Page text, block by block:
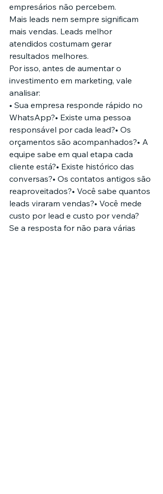
empresários não percebem.
Mais leads nem sempre significam
mais vendas. Leads melhor
atendidos costumam gerar
resultados melhores.
Por isso, antes de aumentar o
investimento em marketing, vale
analisar:
• Sua empresa responde rápido no
WhatsApp?• Existe uma pessoa
responsável por cada lead?• Os
orçamentos são acompanhados?• A
equipe sabe em qual etapa cada
cliente está?• Existe histórico das
conversas?• Os contatos antigos são
reaproveitados?• Você sabe quantos
leads viraram vendas?• Você mede
custo por lead e custo por venda?
Se a resposta for não para várias